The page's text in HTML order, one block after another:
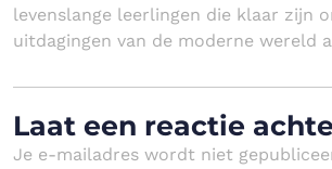
levenslange leerlingen die klaar zijn
uitdagingen van de moderne wereld
Laat een reactie
Je e-mailadres wordt niet